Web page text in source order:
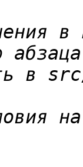
в
в
на